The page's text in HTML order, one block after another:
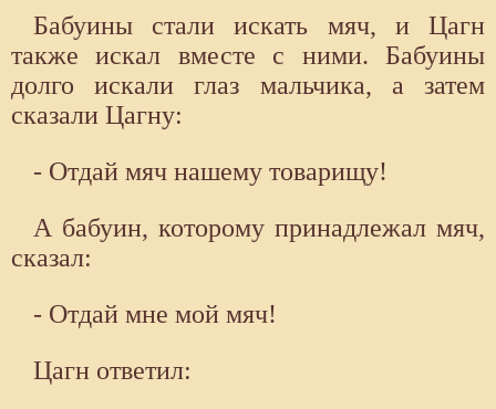
Бабуины стали искать мяч, и Цагн
также искал вместе с ними. Бабуины
долго искали глаз мальчика, а затем
сказали Цагну:
- Отдай мяч нашему товарищу!
А бабуин, которому принадлежал мяч,
сказал:
- Отдай мне мой мяч!
Цагн ответил: